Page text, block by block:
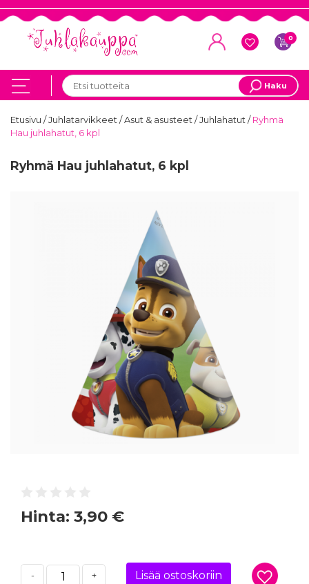
0
Haku
Etusivu /Juhlatarvikkeet/Asut & asusteet/Juhlahatut/Ryhmä
Hau juhlahatut, 6 kpl
Ryhmä Hau juhlahatut, 6 kpl
Hinta: 3,90 €
- + Lisää ostoskoriin